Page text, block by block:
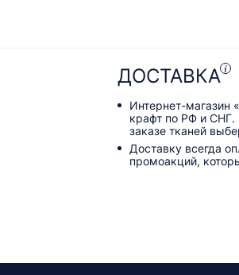
ДОСТАВКА
Интернет-магазин
крафт по РФ и СНГ.
заказе тканей
Доставку всегда
промоакций,